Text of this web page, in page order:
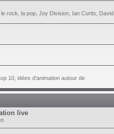
rock, la pop, Joy Division, Ian Curtis, David
10, idées d'animation autour de
live